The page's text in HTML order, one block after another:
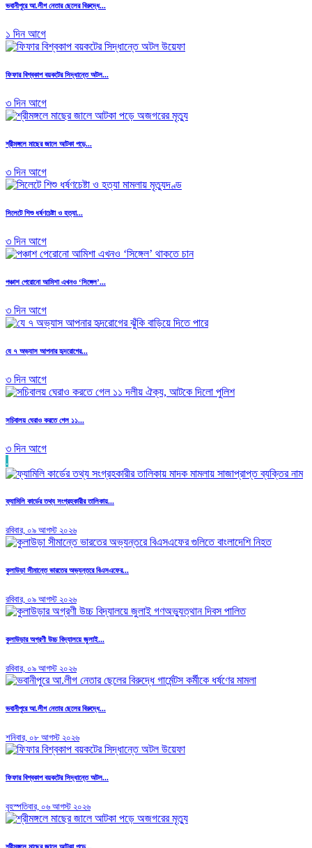
ভবানীপুরে আ.লীগ নেতার ছেলের বিরুদ্ধে...
১ দিন আগে
ফিফার বিশ্বকাপ বয়কটের সিদ্ধান্তে অটল...
৩ দিন আগে
শ্রীমঙ্গলে মাছের জালে আটকা পড়ে...
৩ দিন আগে
সিলেটে শিশু ধর্ষণচেষ্টা ও হত্যা...
৩ দিন আগে
পঞ্চাশ পেরোনো আমিশা এখনও ‘সিঙ্গেল’...
৩ দিন আগে
যে ৭ অভ্যাস আপনার হৃদরোগের...
৩ দিন আগে
সচিবালয় ঘেরাও করতে গেল ১১...
৩ দিন আগে
.
ফ্যামিলি কার্ডের তথ্য সংগ্রহকারীর তালিকায়...
রবিবার, ০৯ আগস্ট ২০২৬
কুলাউড়া সীমান্তে ভারতের অভ্যন্তরে বিএসএফের...
রবিবার, ০৯ আগস্ট ২০২৬
কুলাউড়ার অগ্রণী উচ্চ বিদ্যালয়ে জুলাই...
রবিবার, ০৯ আগস্ট ২০২৬
ভবানীপুরে আ.লীগ নেতার ছেলের বিরুদ্ধে...
শনিবার, ০৮ আগস্ট ২০২৬
ফিফার বিশ্বকাপ বয়কটের সিদ্ধান্তে অটল...
বৃহস্পতিবার, ০৬ আগস্ট ২০২৬